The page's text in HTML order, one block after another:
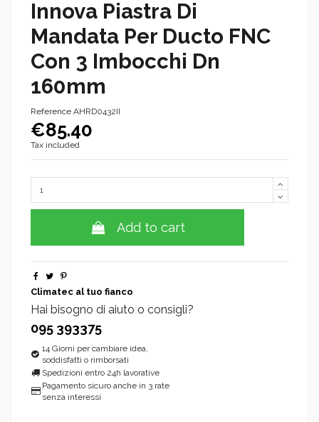
Innova Piastra Di
Mandata Per Ducto FNC
Con 3 Imbocchi Dn
160mm
Reference AHRD0432II
€85.40
Tax included
Add to cart
Climatec al tuo fianco
Hai bisogno di aiuto o consigli?
095 393375
14 Giorni per cambiare idea,
soddisfatti o rimborsati
Spedizioni entro 24h lavorative
Pagamento sicuro anche in 3 rate
senza interessi